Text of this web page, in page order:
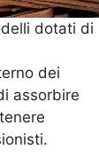
dotati di
dei
assorbire